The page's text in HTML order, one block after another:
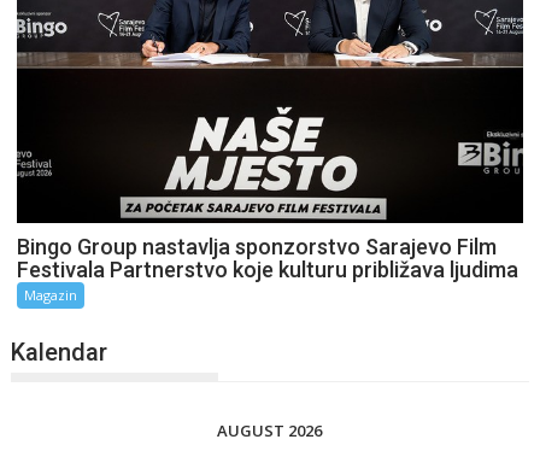
Bingo Group nastavlja sponzorstvo Sarajevo Film
Festivala Partnerstvo koje kulturu približava ljudima
Magazin
Kalendar
AUGUST 2026